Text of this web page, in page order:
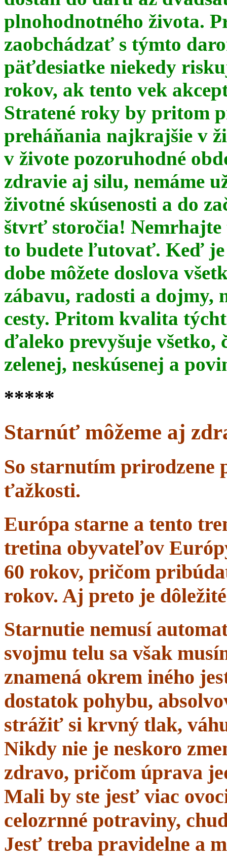
plnohodnotného života.
zaobchádzať s týmto
päťdesiatke niekedy
rokov, ak tento vek
Stratené roky by pritom
preháňania najkrajšie v
v živote pozoruhodné
zdravie aj silu, nemáme
životné skúsenosti a do
štvrť storočia!
to budete ľutovať. Keď je
dobe môžete doslova
zábavu, radosti a dojmy,
cesty. Pritom kvalita
ďaleko prevyšuje všetko,
zelenej, neskúsenej a
*****
Starnúť môžeme aj
So starnutím prirodzene
ťažkosti.
Európa starne a tento
tretina obyvateľov
60 rokov, pričom
rokov. Aj preto je
Starnutie nemusí
svojmu telu sa však
znamená okrem iného
dostatok pohybu,
strážiť si krvný tlak,
Nikdy nie je neskoro
zdravo, pričom úprava
Mali by ste jesť viac
celozrnné potraviny,
Jesť treba pravidelne a